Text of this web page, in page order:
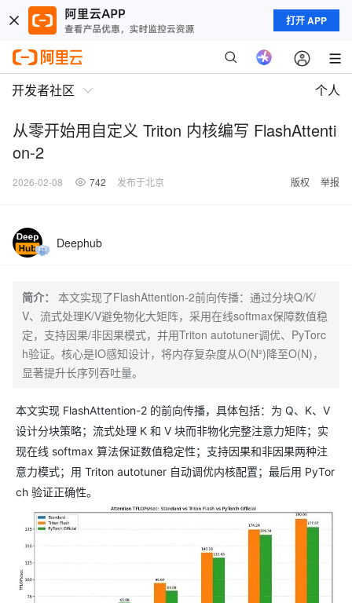
打开 APP
开发者社区 个人
从零开始用自定义 Triton 内核编写 FlashAttenti
on-2
2026-02-08 742 发布于北京 版权 举报
Deephub
简介：
本文实现了FlashAttention-2前向传播：通过分块Q/K/
V、流式处理K/V避免物化大矩阵，采用在线softmax保障数值稳
定，支持因果/非因果模式，并用Triton autotuner调优、PyTorc
h验证。核心是IO感知设计，将内存复杂度从O(N²)降至O(N)，
显著提升长序列吞吐量。
本文实现 FlashAttention-2 的前向传播，具体包括：为 Q、K、V
设计分块策略；流式处理 K 和 V 块而非物化完整注意力矩阵；实
现在线 softmax 算法保证数值稳定性；支持因果和非因果两种注
意力模式；用 Triton autotuner 自动调优内核配置；最后用 PyTor
ch 验证正确性。